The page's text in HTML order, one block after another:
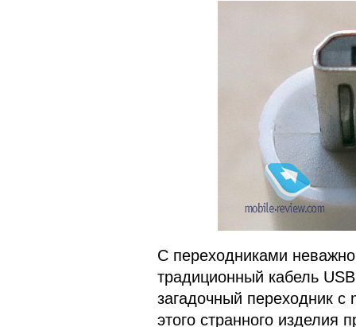
С переходниками
традиционный кабель
загадочный переходник
этого странного изделия